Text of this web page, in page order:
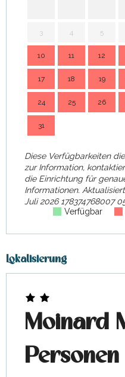
3 4 5
10 11 12
17 18 19
24 25 26
31
Diese Verfügbarkeiten
zur Information,
die Einrichtung für
Informationen.
Juli 2026 178374768007
Verfügbar
Lokalisierung
Moinard
Personen